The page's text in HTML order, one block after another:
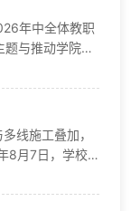
究团队发现，
2通过液-液相分
建动态氢键网
耗散能量，松
1负责结合几丁
，支持高校举
效增进各国青
暑期学校正是
青年互学互
桥梁，成为人
家留学基金委
，中国政府奖
项目，鼓励院
科技交流。她
予肯定，并寄
理工大学物理学
本次赛事，圆
操+授课”综合
2026年全国高
终评出一等奖
大学物理学院教
授课斩获全国
年中全体教职
与推动学院高
发展态势、提
推动学院事业
工参会，学院
明围绕如何推
建立良好学院
系，建设优良
线施工叠加，
8月7日，学校
和基建项目现
并就相关工作